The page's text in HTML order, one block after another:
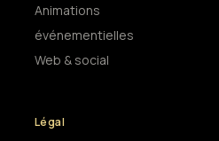
Animations
événementielles
Web & social
Légal